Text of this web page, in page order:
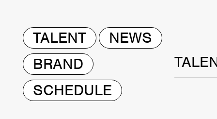
TALENT
NEWS
BRAND
SCHEDULE